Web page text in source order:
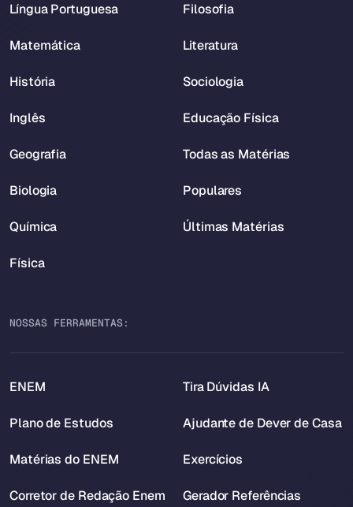
Língua Portuguesa
Matemática
História
Inglês
Geografia
Biologia
Química
Física
Filosofia
Literatura
Sociologia
Educação Física
Todas as Matérias
Populares
Últimas Matérias
NOSSAS FERRAMENTAS:
ENEM
Plano de Estudos
Matérias do ENEM
Corretor de Redação Enem
Tira Dúvidas IA
Ajudante de Dever de Casa
Exercícios
Gerador Referências